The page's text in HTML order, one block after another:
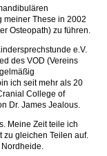
meiner These in 2002
Osteopath) zu führen.
e.V.
des VOD (Vereins
ich seit mehr als 20
College of
Dr. James Jealous.
Meine Zeit teile ich
zu gleichen Teilen auf.
Nordheide.